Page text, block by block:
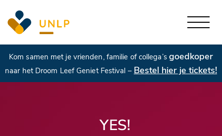
Kom samen met je vrienden, familie of collega’s goedkoper
naar het Droom Leef Geniet Festival – Bestel hier je tickets!
YES!